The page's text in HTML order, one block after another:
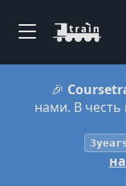
🎉
нами. В честь